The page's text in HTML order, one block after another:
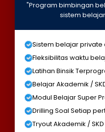
"Program bimbingan
sistem
Sistem belajar private
Fleksibilitas waktu
Latihan Binsik
Belajar Akademik /
Modul Belajar Super
Drilling Soal Setiap
Tryout Akademik /